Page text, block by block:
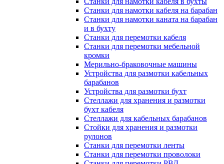
Станки для намотки кабеля на барабан
Станки для намотки каната на барабан
и в бухту
Станки для перемотки кабеля
Станки для перемотки мебельной
кромки
Мерильно-браковочные машины
Устройства для размотки кабельных
барабанов
Устройства для размотки бухт
Стеллажи для хранения и размотки
бухт кабеля
Стеллажи для кабельных барабанов
Стойки для хранения и размотки
рулонов
Станки для перемотки ленты
Станки для перемотки проволоки